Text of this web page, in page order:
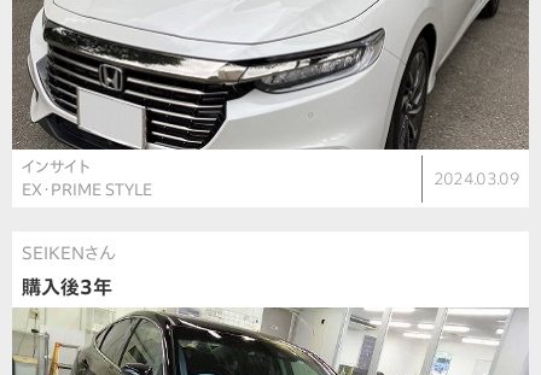
インサイト
EX・PRIME STYLE
2024.03.09
SEIKENさん
購入後3年